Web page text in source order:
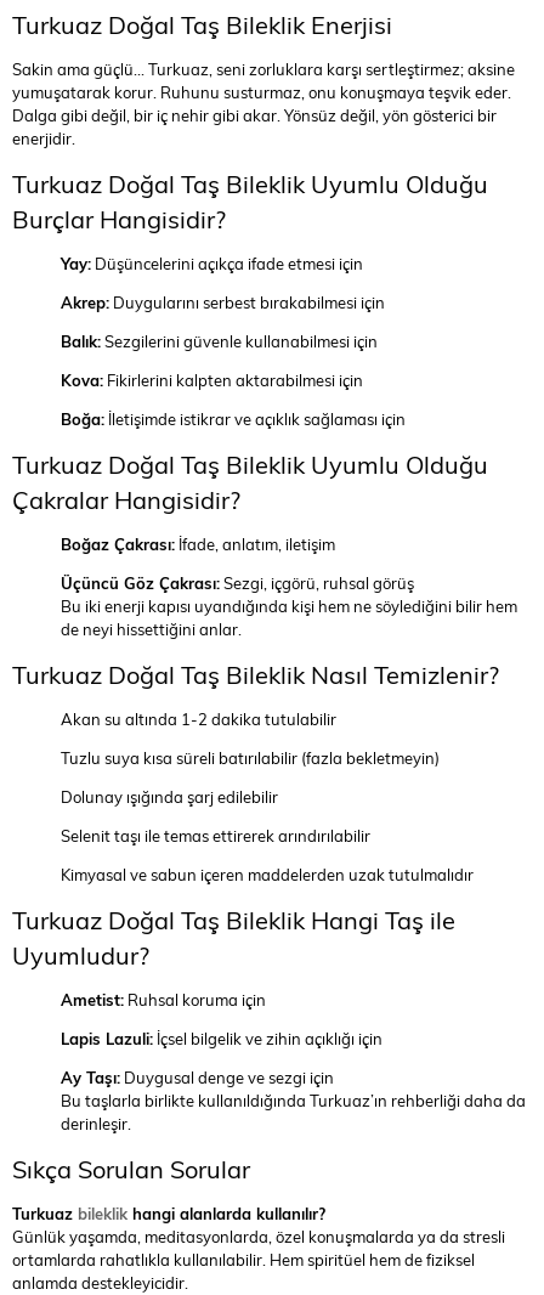
Turkuaz Doğal Taş Bileklik Enerjisi
Sakin ama güçlü… Turkuaz, seni zorluklara karşı sertleştirmez; aksine
yumuşatarak korur. Ruhunu susturmaz, onu konuşmaya teşvik eder.
Dalga gibi değil, bir iç nehir gibi akar. Yönsüz değil, yön gösterici bir
enerjidir.
Turkuaz Doğal Taş Bileklik Uyumlu Olduğu
Burçlar Hangisidir?
Yay: Düşüncelerini açıkça ifade etmesi için
Akrep: Duygularını serbest bırakabilmesi için
Balık:Sezgilerini güvenle kullanabilmesi için
Kova: Fikirlerini kalpten aktarabilmesi için
Boğa: İletişimde istikrar ve açıklık sağlaması için
Turkuaz Doğal Taş Bileklik Uyumlu Olduğu
Çakralar Hangisidir?
Boğaz Çakrası: İfade, anlatım, iletişim
Üçüncü Göz Çakrası:Sezgi, içgörü, ruhsal görüş
Bu iki enerji kapısı uyandığında kişi hem ne söylediğini bilir hem
de neyi hissettiğini anlar.
Turkuaz Doğal Taş Bileklik Nasıl Temizlenir?
Akan su altında 1-2 dakika tutulabilir
Tuzlu suya kısa süreli batırılabilir (fazla bekletmeyin)
Dolunay ışığında şarj edilebilir
Selenit taşı ile temas ettirerek arındırılabilir
Kimyasal ve sabun içeren maddelerden uzak tutulmalıdır
Turkuaz Doğal Taş Bileklik Hangi Taş ile
Uyumludur?
Ametist: Ruhsal koruma için
Lapis Lazuli: İçsel bilgelik ve zihin açıklığı için
Ay Taşı: Duygusal denge ve sezgi için
Bu taşlarla birlikte kullanıldığında Turkuaz’ın rehberliği daha da
derinleşir.
Sıkça Sorulan Sorular
Turkuaz bileklik hangi alanlarda kullanılır?
Günlük yaşamda, meditasyonlarda, özel konuşmalarda ya da stresli
ortamlarda rahatlıkla kullanılabilir. Hem spiritüel hem de fiziksel
anlamda destekleyicidir.